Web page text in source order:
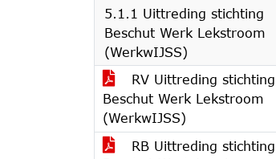
5.1.1 Uittreding stichting
Beschut Werk Lekstroom
(WerkwIJSS)
RV Uittreding stichting
Beschut Werk Lekstroom
(WerkwIJSS)
RB Uittreding stichting